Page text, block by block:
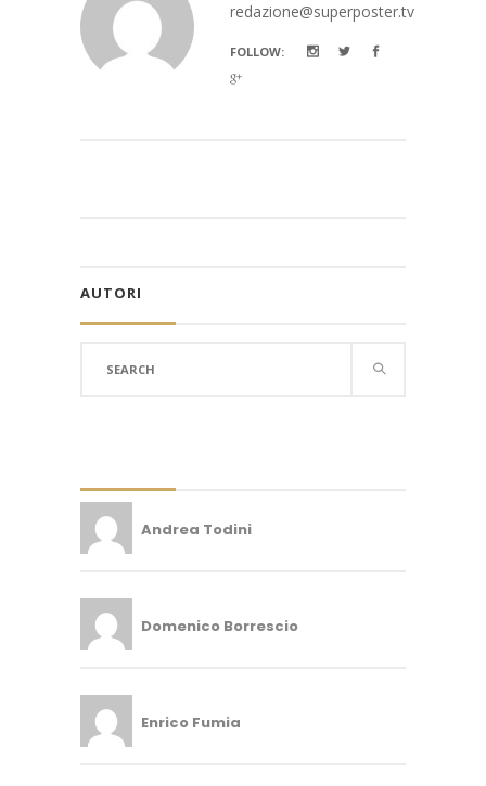
redazione@superposter.tv
FOLLOW:
AUTORI
Andrea Todini
Domenico Borrescio
Enrico Fumia